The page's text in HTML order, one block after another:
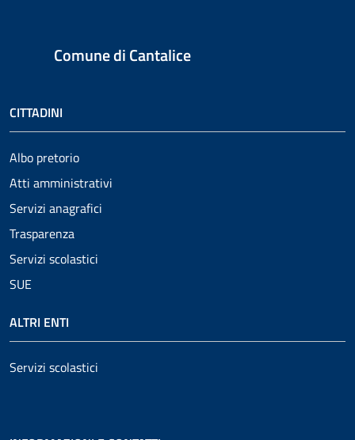
Comune di Cantalice
CITTADINI
Albo pretorio
Atti amministrativi
Servizi anagrafici
Trasparenza
Servizi scolastici
SUE
ALTRI ENTI
Servizi scolastici